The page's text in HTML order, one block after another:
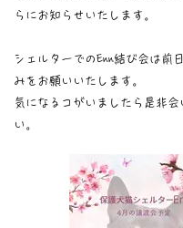
らにお知らせいたします。
シェルターでのEnn結び会は前
みをお願いいたします。
気になるコがいましたら是非会
い。